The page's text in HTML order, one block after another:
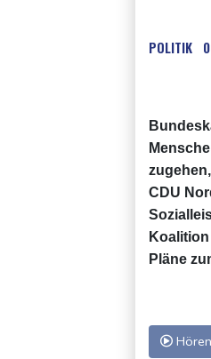
POLITIK
CDU
Pläne
Hören